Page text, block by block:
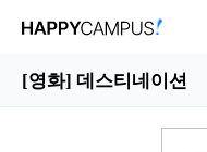
[영화] 데스티네이션